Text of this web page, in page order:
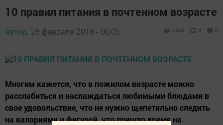
10 правил питания в почтенном возрасте
автор, 28 февраля 2018 - 06:05 1360 0 0
Многим кажется, что в пожилом возрасте можно
расслабиться и наслаждаться любимыми блюдами в
свое удовольствие, что не нужно щепетильно следить
на калориями и фигурой, что пришло время на